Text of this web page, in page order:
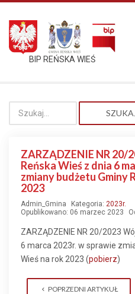
BIP REŃSKA WIEŚ
ZARZĄDZENIE NR 20/
Reńska Wieś z dnia 6
zmiany budżetu Gminy
2023
Admin_Gmina Kategoria: 2023r.
Opublikowano: 06 marzec 2023
ZARZĄDZENIE NR 20/2023
6 marca 2023r. w sprawie
Wieś na rok 2023 (pobierz)
POPRZEDNI ARTYKUŁ